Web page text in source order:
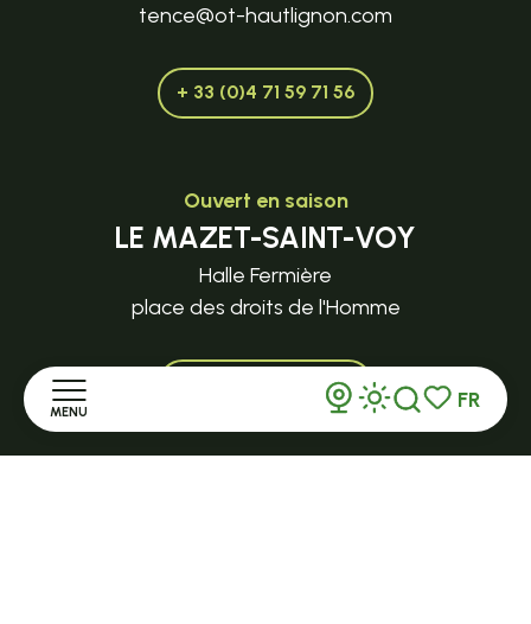
MENU
Voir les
Recherche
FR
tence@ot-hautlignon.com
+ 33 (0)4 71 59 71 56
Ouvert en saison
LE MAZET-SAINT-VOY
Halle Fermière
place des droits de l'Homme
+ 33 (0)4 71 59 71 56